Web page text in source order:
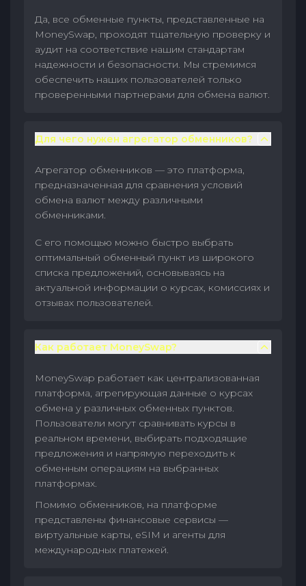
Да, все обменные пункты, представленные на
MoneySwap, проходят тщательную проверку и
аудит на соответствие нашим стандартам
надежности и безопасности. Мы стремимся
обеспечить наших пользователей только
проверенными партнерами для обмена валют.
Для чего нужен агрегатор обменников?
Агрегатор обменников — это платформа,
предназначенная для сравнения условий
обмена валют между различными
обменниками.
С его помощью можно быстро выбрать
оптимальный обменный пункт из широкого
списка предложений, основываясь на
актуальной информации о курсах, комиссиях и
отзывах пользователей.
Как работает MoneySwap?
MoneySwap работает как централизованная
платформа, агрегирующая данные о курсах
обмена у различных обменных пунктов.
Пользователи могут сравнивать курсы в
реальном времени, выбирать подходящие
предложения и напрямую переходить к
обменным операциям на выбранных
платформах.
Помимо обменников, на платформе
представлены финансовые сервисы —
виртуальные карты, eSIM и агенты для
международных платежей.